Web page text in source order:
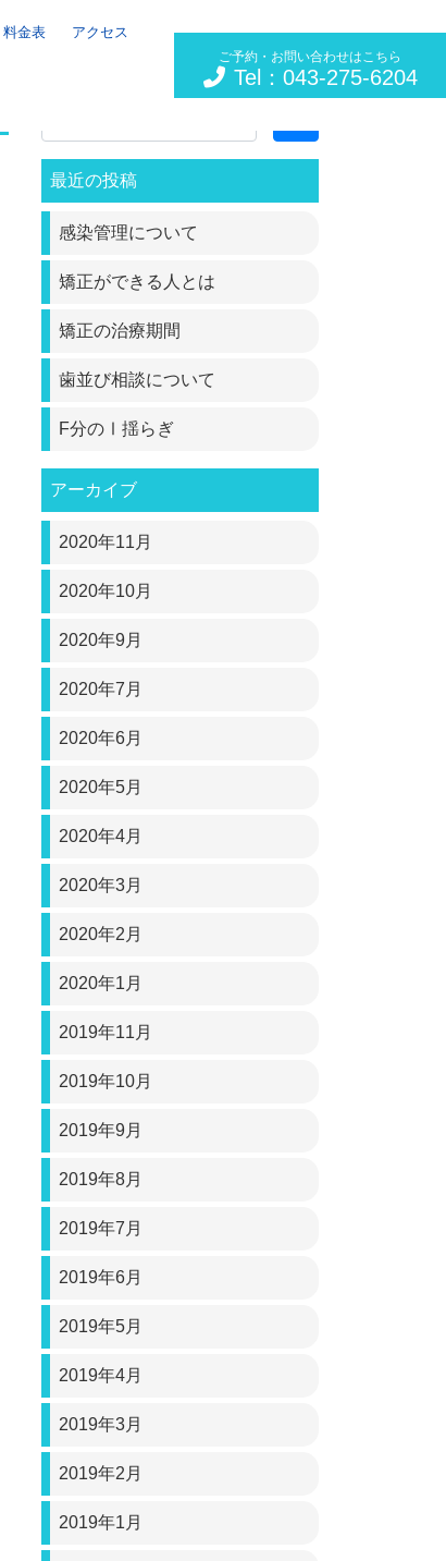
料金表 アクセス
ご予約・お問い合わせはこちら
Tel：043-275-6204
最近の投稿
感染管理について
矯正ができる人とは
矯正の治療期間
歯並び相談について
F分のⅠ揺らぎ
アーカイブ
2020年11月
2020年10月
2020年9月
2020年7月
2020年6月
2020年5月
2020年4月
2020年3月
2020年2月
2020年1月
2019年11月
2019年10月
2019年9月
2019年8月
2019年7月
2019年6月
2019年5月
2019年4月
2019年3月
2019年2月
2019年1月